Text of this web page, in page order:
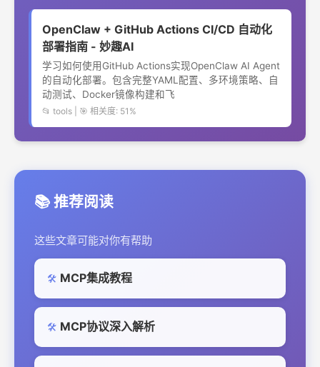
OpenClaw + GitHub Actions CI/CD 自动化
部署指南 - 妙趣AI
学习如何使用GitHub Actions实现OpenClaw AI Agent
的自动化部署。包含完整YAML配置、多环境策略、自
动测试、Docker镜像构建和飞
📂 tools | 🎯 相关度: 51%
📚 推荐阅读
这些文章可能对你有帮助
🛠️ MCP集成教程
🛠️ MCP协议深入解析